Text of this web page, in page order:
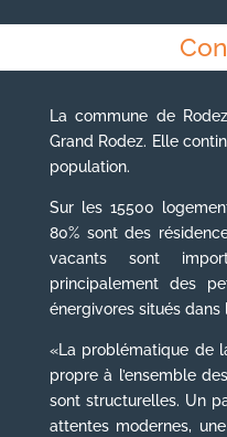
La commune de
Grand Rodez. Elle
population.
Sur les 15500
80% sont des
vacants sont
principalement des
énergivores situés dans
«La problématique de
propre à l’ensemble
sont structurelles. Un
attentes modernes,